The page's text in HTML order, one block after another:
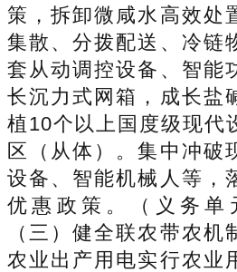
策，拆卸微咸水高效处
集散、分拨配送、冷链
套从动调控设备、智能
长沉力式网箱，成长盐
植10个以上国度级现代
区（从体）。集中冲破
设备、智能机械人等，
优惠政策。（义务单
（三）健全联农带农机
农业出产用电实行农业